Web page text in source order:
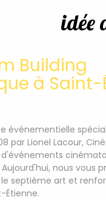
idée
Building
à Saint-
événementielle
par Lionel Lacour,
nous vous
septième art et
Étienne.